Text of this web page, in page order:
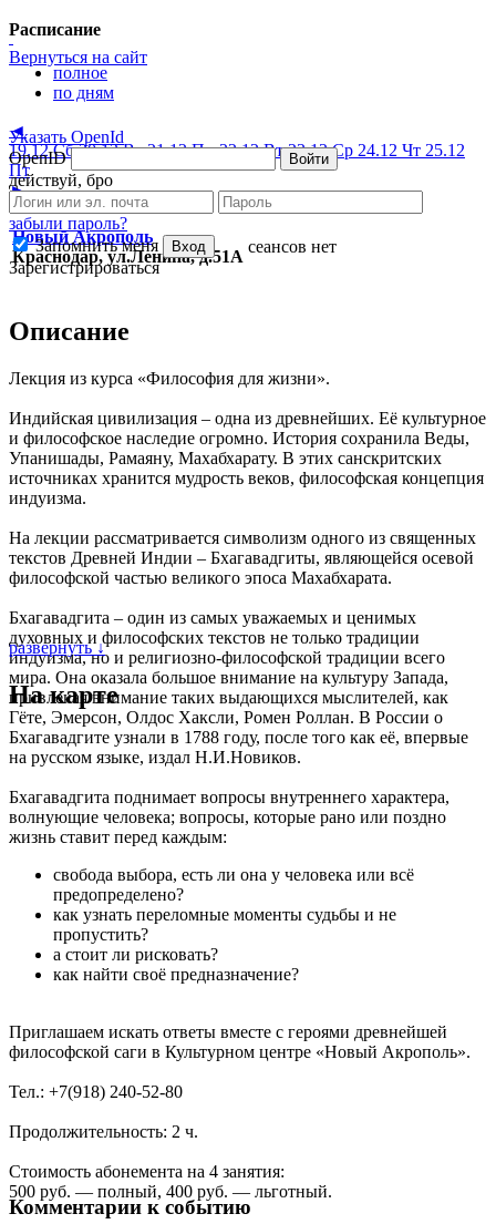
Вернуться на сайт
Указать OpenId
OpenID
Войти
действуй, бро
забыли пароль?
Запомнить меня
Вход
Зарегистрироваться
Расписание
полное
по дням
◄
19.12 Сб20.12 Вс21.12 Пн22.12 Вт23.12 Ср 24.12 Чт 25.12
Пт
►
Новый Акрополь
Краснодар, ул.Ленина, д.51А
сеансов нет
Описание
Лекция из курса «Философия для жизни».
Индийская цивилизация – одна из древнейших. Её культурное
и философское наследие огромно. История сохранила Веды,
Упанишады, Рамаяну, Махабхарату. В этих санскритских
источниках хранится мудрость веков, философская концепция
индуизма.
На лекции рассматривается символизм одного из священных
текстов Древней Индии – Бхагавадгиты, являющейся осевой
философской частью великого эпоса Махабхарата.
Бхагавадгита – один из самых уважаемых и ценимых
духовных и философских текстов не только традиции
индуизма, но и религиозно-философской традиции всего
мира. Она оказала большое внимание на культуру Запада,
привлекая внимание таких выдающихся мыслителей, как
Гёте, Эмерсон, Олдос Хаксли, Ромен Роллан. В России о
Бхагавадгите узнали в 1788 году, после того как её, впервые
на русском языке, издал Н.И.Новиков.
Бхагавадгита поднимает вопросы внутреннего характера,
волнующие человека; вопросы, которые рано или поздно
жизнь ставит перед каждым:
свобода выбора, есть ли она у человека или всё
предопределено?
как узнать переломные моменты судьбы и не
пропустить?
а стоит ли рисковать?
как найти своё предназначение?
Приглашаем искать ответы вместе с героями древнейшей
философской саги в Культурном центре «Новый Акрополь».
Тел.: +7(918) 240-52-80
Продолжительность: 2 ч.
Стоимость абонемента на 4 занятия:
500 руб. — полный, 400 руб. — льготный.
развернуть ↓
На карте
Комментарии к событию